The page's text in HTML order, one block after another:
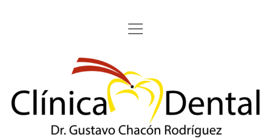
ODONTOLOGÍA CON LÁSER
LÁSER FOTONA ®
CONTACTO
facebook
email
form
abrir
menú
Clínica
Dental